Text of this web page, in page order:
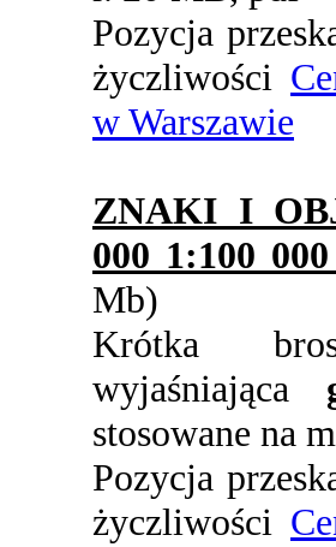
Pozycja
życzliwości
w Warszawie
ZNAKI I
000 1:100
Mb)
Krótka
wyjaśniająca
stosowane na
Pozycja
życzliwości